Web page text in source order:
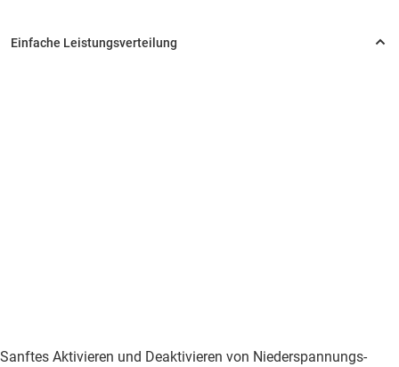
Sanftes Aktivieren und Deaktivieren von Niederspannungs-